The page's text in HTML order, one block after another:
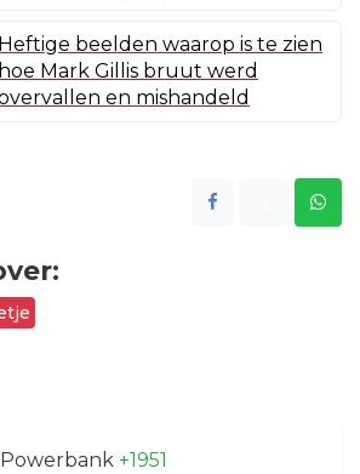
Heftige beelden waarop is te zien
hoe Mark Gillis bruut werd
en mishandeld
+1951